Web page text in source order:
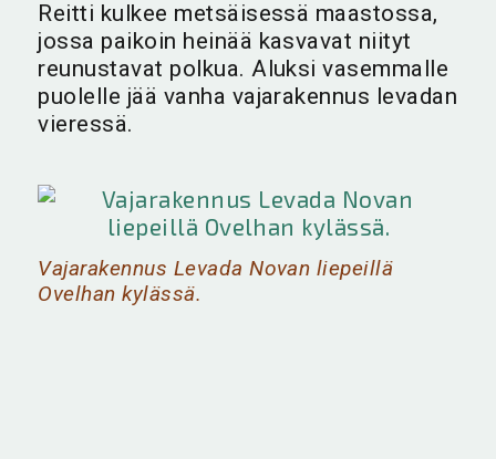
Reitti kulkee metsäisessä maastossa,
jossa paikoin heinää kasvavat niityt
reunustavat polkua. Aluksi vasemmalle
puolelle jää vanha vajarakennus levadan
vieressä.
Vajarakennus Levada Novan liepeillä
Ovelhan kylässä.